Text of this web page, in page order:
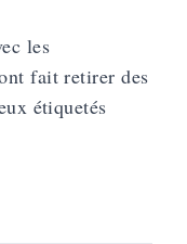
les
fait retirer des
étiquetés